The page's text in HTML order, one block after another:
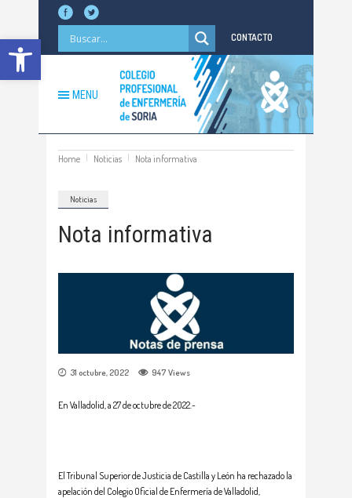
Abrir barra de herramientas CONTACTO
MENU
Home Noticias Nota informativa
Noticias
Nota informativa
31 octubre, 2022 947 Views
En Valladolid, a 27 de octubre de 2022.-
El Tribunal Superior de Justicia de Castilla y León ha rechazado la
apelación del Colegio Oficial de Enfermería de Valladolid,